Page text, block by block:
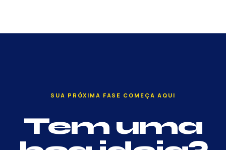
SUA PRÓXIMA FASE COMEÇA AQUI
Tem uma